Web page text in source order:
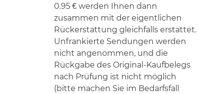
0.95 € werden Ihnen dann
zusammen mit der eigentlichen
Rückerstattung gleichfalls erstattet.
Unfrankierte Sendungen werden
nicht angenommen, und die
Rückgabe des Original-Kaufbelegs
nach Prüfung ist nicht möglich
(bitte machen Sie im Bedarfsfall